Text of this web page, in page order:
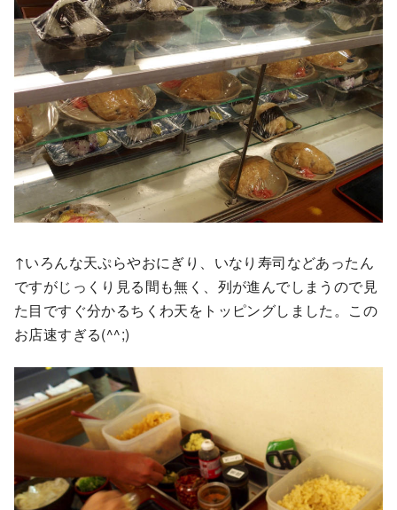
↑いろんな天ぷらやおにぎり、いなり寿司などあったん
ですがじっくり見る間も無く、列が進んでしまうので見
た目ですぐ分かるちくわ天をトッピングしました。この
お店速すぎる(^^;)